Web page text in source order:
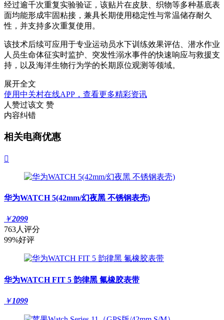
经过逾千次重复实验验证，该贴片在皮肤、织物等多种基底表
面均能形成牢固粘接，兼具长期使用稳定性与常温储存耐久
性，并支持多次重复使用。
该技术后续可应用于专业运动员水下训练效果评估、潜水作业
人员生命体征实时监护、突发性溺水事件的快速响应与救援支
持，以及海洋生物行为学的长期原位观测等领域。
展开全文
使用中关村在线APP，查看更多精彩资讯
人赞过该文 赞
内容纠错
相关电商优惠

华为WATCH 5(42mm/幻夜黑 不锈钢表壳)
￥2099
763人评分
99%好评
华为WATCH FIT 5 韵律黑 氟橡胶表带
￥1099